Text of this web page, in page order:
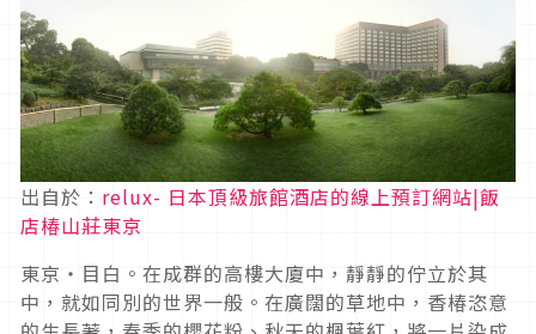
出自於： relux- 日本頂級旅館酒店的線上預訂網站|飯
店椿山莊東京
東京‧目白。在成群的高樓大廈中，靜靜的佇立於其
中，就如同別的世界一般。在廣闊的草地中，香椿恣意